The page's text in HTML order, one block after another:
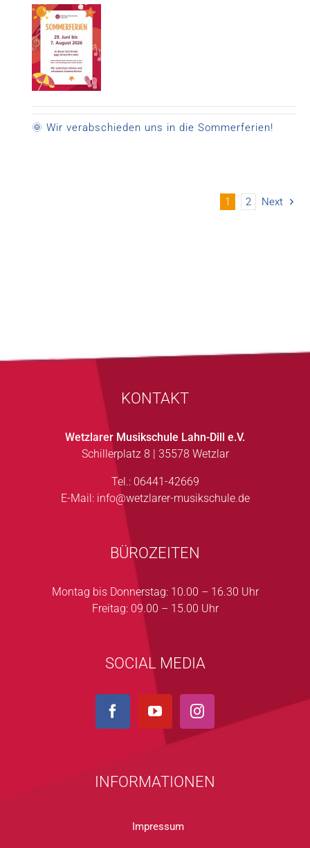
🌞 Wir verabschieden uns in die Sommerferien!
1 2 Next
KONTAKT
Wetzlarer Musikschule Lahn-Dill e.V.
Schillerplatz 8 | 35578 Wetzlar
Tel.: 06441-42669
E-Mail: info@wetzlarer-musikschule.de
BÜROZEITEN
Montag bis Donnerstag: 10.00 – 16.30 Uhr
Freitag: 09.00 – 15.00 Uhr
SOCIAL MEDIA
INFORMATIONEN
Impressum